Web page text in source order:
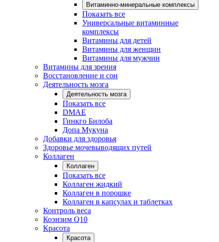
Витаминно-минеральные комплексы
Показать все
Универсальные витаминные
комплексы
Витамины для детей
Витамины для женщин
Витамины для мужчин
Витамины для зрения
Восстановление и сон
Деятельность мозга
Деятельность мозга
Показать все
DMAE
Гинкго Билоба
Допа Мукуна
Добавки для здоровья
Здоровье мочевыводящих путей
Коллаген
Коллаген
Показать все
Коллаген жидкий
Коллаген в порошке
Коллаген в капсулах и таблетках
Контроль веса
Коэнзим Q10
Красота
Красота